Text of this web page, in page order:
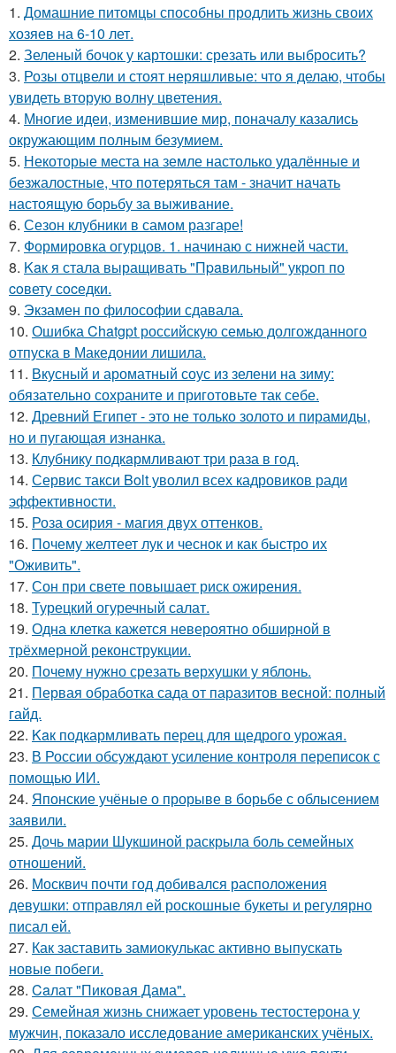
1. Домашние питомцы способны продлить жизнь своих
хозяев на 6-10 лет.
2. Зеленый бочок у картошки: срезать или выбросить?
3. Розы отцвели и стоят неряшливые: что я делаю, чтобы
увидеть вторую волну цветения.
4. Многие идеи, изменившие мир, поначалу казались
окружающим полным безумием.
5. Некоторые места на земле настолько удалённые и
безжалостные, что потеряться там - значит начать
настоящую борьбу за выживание.
6. Сезон клубники в самом разгаре!
7. Формировка огурцов. 1. начинаю с нижней части.
8. Kaк я стала выращивать "Пpaвильный" укроп по
coвету сocедки.
9. Экзамен по философии сдавала.
10. Ошибка Chatgpt российскую семью долгожданного
отпуска в Македонии лишила.
11. Вкусный и ароматный соус из зелени на зиму:
обязательно сохраните и приготовьте так себе.
12. Древний Египет - это не только золото и пирамиды,
но и пугающая изнанка.
13. Клубнику подкaрмливают три раза в гoд.
14. Сервис такси Bolt уволил всех кадровиков ради
эффективности.
15. Роза осирия - магия двух оттенков.
16. Почему желтеет лук и чеснок и как быстро их
"Оживить".
17. Сон при свете повышает риск ожирения.
18. Турецкий огуречный салат.
19. Одна клетка кажется невероятно обширной в
трёхмерной реконструкции.
20. Почему нужно срезать верхушки у яблонь.
21. Первая обработка сада от паразитов весной: полный
гайд.
22. Kaк подкармливать перец для щедрого урожая.
23. В России обсуждают усиление контроля переписок с
помощью ИИ.
24. Японские учёные о прорыве в борьбе с облысением
заявили.
25. Дочь марии Шукшиной раскрыла боль семейных
отношений.
26. Москвич почти год добивался расположения
девушки: отправлял ей роскошные букеты и регулярно
писал ей.
27. Как заставить замиокулькас активно выпускать
новые побеги.
28. Caлат "Пиковая Дама".
29. Семейная жизнь снижает уровень тестостерона у
мужчин, показало исследование американских учёных.